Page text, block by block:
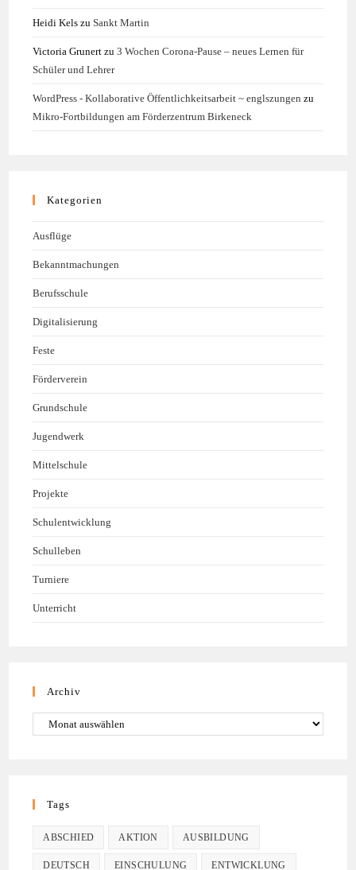
Heidi Kels zuSankt Martin
Victoria Grunert zu3 Wochen Corona-Pause – neues Lernen für
Schüler und Lehrer
WordPress - Kollaborative Öffentlichkeitsarbeit ~ englszungen zu
Mikro-Fortbildungen am Förderzentrum Birkeneck
Kategorien
Ausflüge
Bekanntmachungen
Berufsschule
Digitalisierung
Feste
Förderverein
Grundschule
Jugendwerk
Mittelschule
Projekte
Schulentwicklung
Schulleben
Turniere
Unterricht
Archiv
Tags
ABSCHIED AKTION AUSBILDUNG
DEUTSCH EINSCHULUNG ENTWICKLUNG